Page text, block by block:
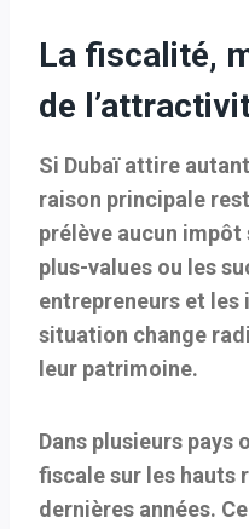
La fiscalité,
de
Si Dubaï attire
raison principale
prélève aucun impôt
plus-values ou les
entrepreneurs et
situation change
leur patrimoine.
Dans plusieurs pays
fiscale sur les hauts
dernières années.